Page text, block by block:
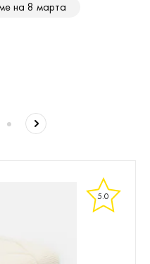
на 8 марта
5.0